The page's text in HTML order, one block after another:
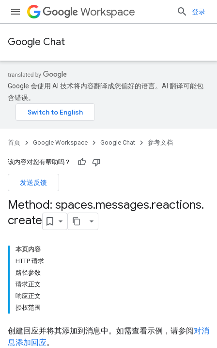
Workspace 登录
Google Chat
Google 会使用 AI 技术将内容翻译成您偏好的语言。AI 翻译可能包
含错误。
首页 Google Workspace Google Chat 参考文档
该内容对您有帮助吗？
发送反馈
Method: spaces.messages.reactions.
create
本页内容
HTTP 请求
路径参数
请求正文
响应正文
授权范围
创建回应并将其添加到消息中。如需查看示例，请参阅对消
息添加回应。